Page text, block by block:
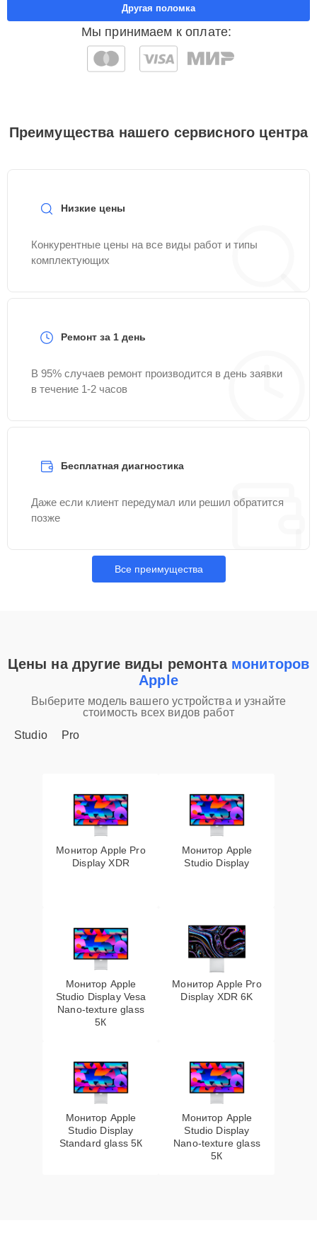
Мы принимаем к оплате:
Другая поломка
Преимущества нашего сервисного центра
Низкие цены
Конкурентные цены на все виды работ и типы
комплектующих
Ремонт за 1 день
В 95% случаев ремонт производится в день заявки
в течение 1-2 часов
Бесплатная диагностика
Даже если клиент передумал или решил обратится
позже
Все преимущества
Цены на другие виды ремонта мониторов
Apple
Выберите модель вашего устройства и узнайте
стоимость всех видов работ
Studio
Pro
Монитор Apple Pro
Display XDR
Монитор Apple
Studio Display
Монитор Apple
Studio Display Vesa
Nano-texture glass
5К
Монитор Apple Pro
Display XDR 6K
Монитор Apple
Studio Display
Standard glass 5К
Монитор Apple
Studio Display
Nano-texture glass
5К